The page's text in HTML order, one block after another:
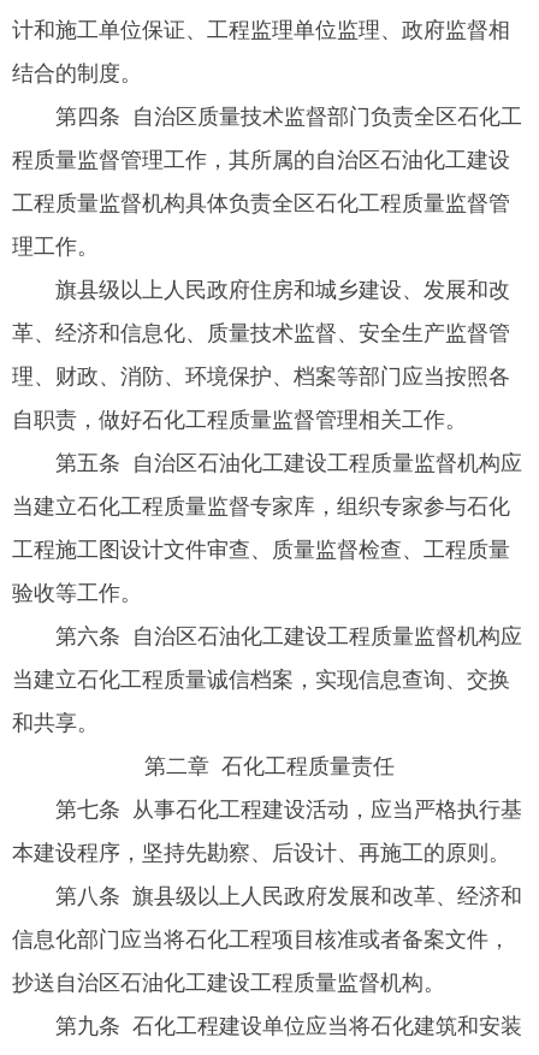
计和施工单位保证、工程监理单位监理、政府监督相
结合的制度。
第四条 自治区质量技术监督部门负责全区石化工
程质量监督管理工作，其所属的自治区石油化工建设
工程质量监督机构具体负责全区石化工程质量监督管
理工作。
旗县级以上人民政府住房和城乡建设、发展和改
革、经济和信息化、质量技术监督、安全生产监督管
理、财政、消防、环境保护、档案等部门应当按照各
自职责，做好石化工程质量监督管理相关工作。
第五条 自治区石油化工建设工程质量监督机构应
当建立石化工程质量监督专家库，组织专家参与石化
工程施工图设计文件审查、质量监督检查、工程质量
验收等工作。
第六条 自治区石油化工建设工程质量监督机构应
当建立石化工程质量诚信档案，实现信息查询、交换
和共享。
第二章 石化工程质量责任
第七条 从事石化工程建设活动，应当严格执行基
本建设程序，坚持先勘察、后设计、再施工的原则。
第八条 旗县级以上人民政府发展和改革、经济和
信息化部门应当将石化工程项目核准或者备案文件，
抄送自治区石油化工建设工程质量监督机构。
第九条 石化工程建设单位应当将石化建筑和安装